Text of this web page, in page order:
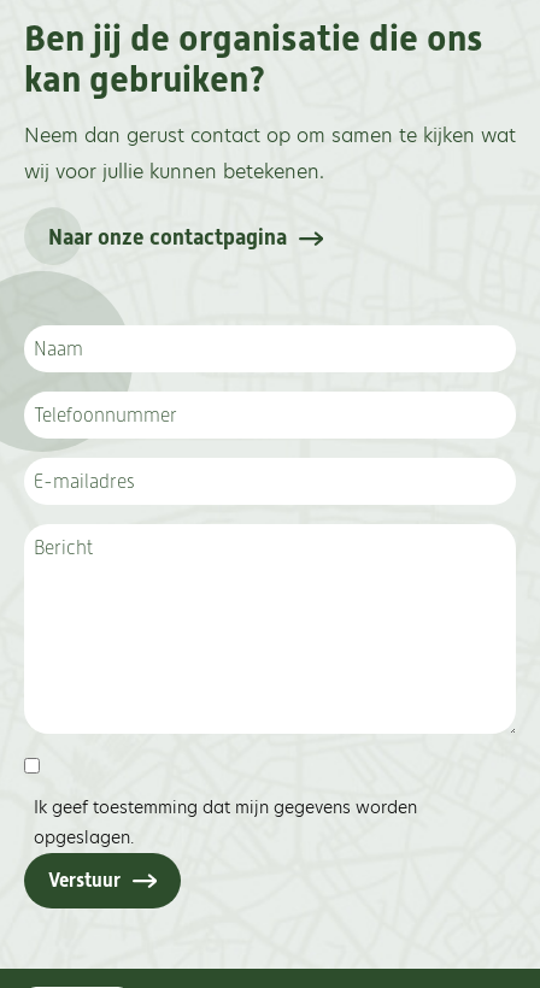
Ben jij de organisatie die ons
kan gebruiken?
Neem dan gerust contact op om samen te kijken wat
wij voor jullie kunnen betekenen.
Naar onze contactpagina
Ik geef toestemming dat mijn gegevens worden
opgeslagen.
Verstuur